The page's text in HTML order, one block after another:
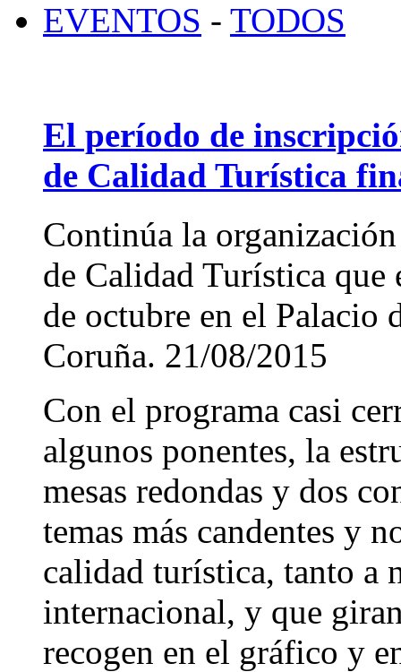
EVENTOS - TODOS
El período de
de Calidad Turística
Continúa la
de Calidad Turística
de octubre en el Palacio
Coruña. 21/08/2015
Con el programa casi
algunos ponentes, la
mesas redondas y dos
temas más candentes y
calidad turística, tanto a
internacional, y que
recogen en el gráfico y